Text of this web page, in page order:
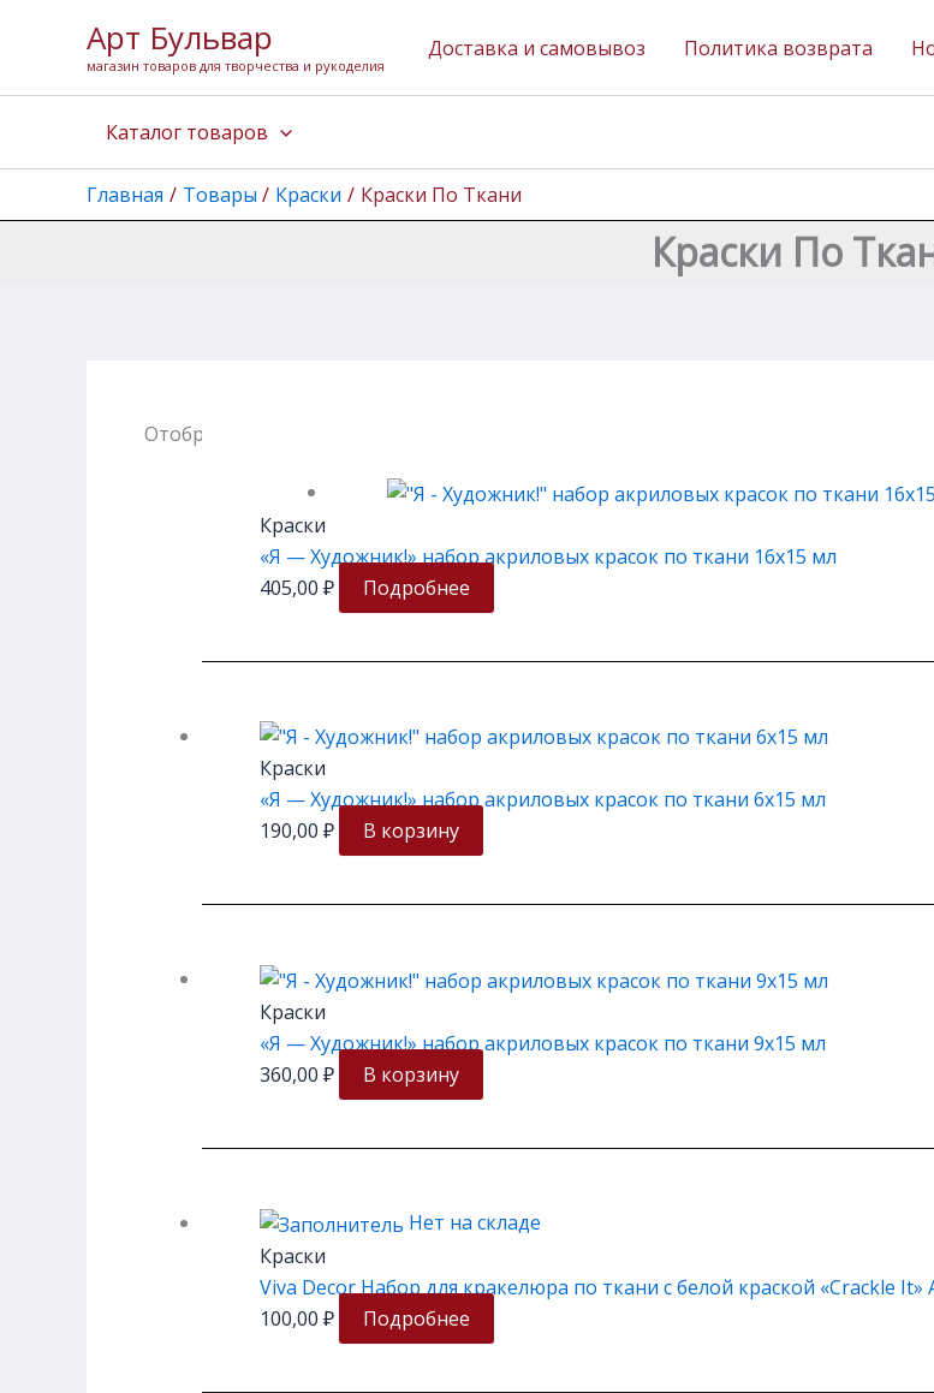
содержимому
Арт Бульвар
магазин товаров для творчества и рукоделия
Доставка и самовывоз Политика возврата
Каталог товаров
Главная Товары Краски Краски По Ткани
Краски По
Отображение 1–12 из 191
Краски
«Я — Художник!» набор акриловых красок по ткани 16х15 мл
405,00 ₽ Подробнее
Краски
«Я — Художник!» набор акриловых красок по ткани 6х15 мл
190,00 ₽ В корзину
Краски
«Я — Художник!» набор акриловых красок по ткани 9х15 мл
360,00 ₽ В корзину
Нет на складе
Краски
Viva Decor Набор для кракелюра по ткани с белой краской «Crackle
100,00 ₽ Подробнее